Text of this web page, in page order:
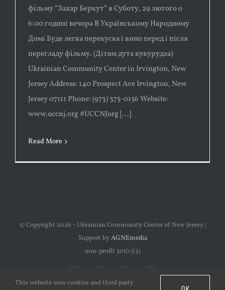
фільму “Захар Беркут” в Суботу, 29 лютого о
6:00 годині вечора В Українському Народному
Домі Буде легка перекуска і вино перед і після
перегладу фільму. (Дітям дута кукурудза)
Ukrainian Community Center in Irvington, New
Jersey Address: 140 Prospect Ave Irvington, New
Jersey 07111 Phone: (973) 375-0156 Website:
www.uccnj.org #UCCNJorg [...]
Read More
© Copyright 2026 - Ukrainian Community Center of New Jersey |
Support byAGNEmedia
non-profit 501(c)(3)
FacebookInstagramYouTube
This website uses cookies and third party